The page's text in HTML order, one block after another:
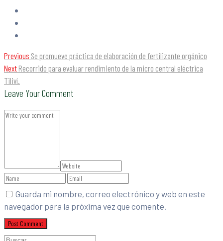
Previous Se promueve práctica de elaboración de fertilizante orgánico
Next Recorrido para evaluar rendimiento de la micro central eléctrica
Tiliví.
Leave Your Comment
Guarda mi nombre, correo electrónico y web en este
navegador para la próxima vez que comente.